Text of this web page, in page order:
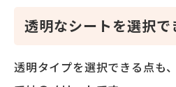
透明なシートを選択で
透明タイプを選択できる点も